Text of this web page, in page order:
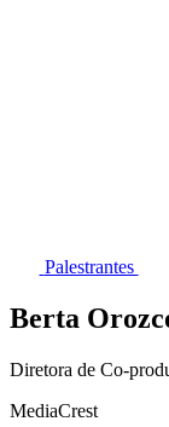
Palestrantes
Berta
Diretora de Co-
MediaCrest